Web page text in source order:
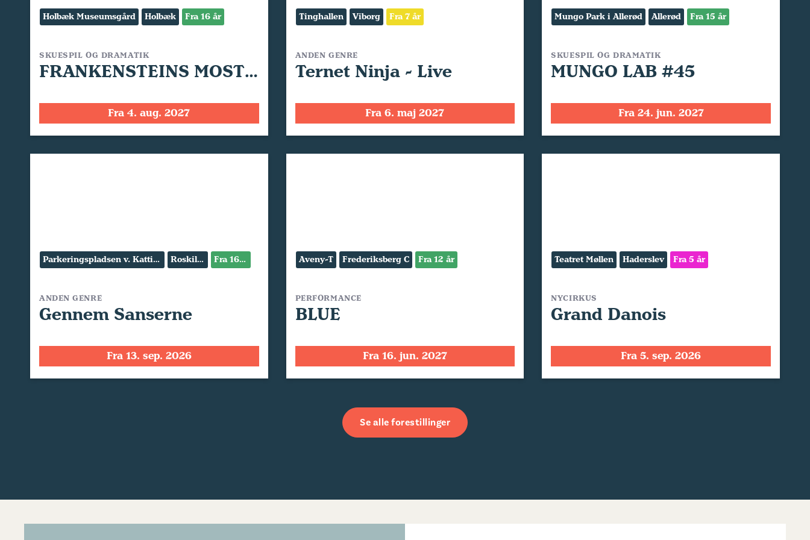
Holbæk Museumsgård Holbæk Fra 16 år
SKUESPIL OG DRAMATIK
FRANKENSTEINS MOSTER
Fra 4. aug. 2027
Tinghallen Viborg Fra 7 år
ANDEN GENRE
Ternet Ninja - Live
Fra 6. maj 2027
Mungo Park i Allerød Allerød Fra 15 år
SKUESPIL OG DRAMATIK
MUNGO LAB #45
Fra 24. jun. 2027
Parkeringspladsen v. Kattinge Værk Roskilde Fra 16 år
ANDEN GENRE
Gennem Sanserne
Fra 13. sep. 2026
Aveny-T Frederiksberg C Fra 12 år
PERFORMANCE
BLUE
Fra 16. jun. 2027
Teatret Møllen Haderslev Fra 5 år
NYCIRKUS
Grand Danois
Fra 5. sep. 2026
Se alle forestillinger